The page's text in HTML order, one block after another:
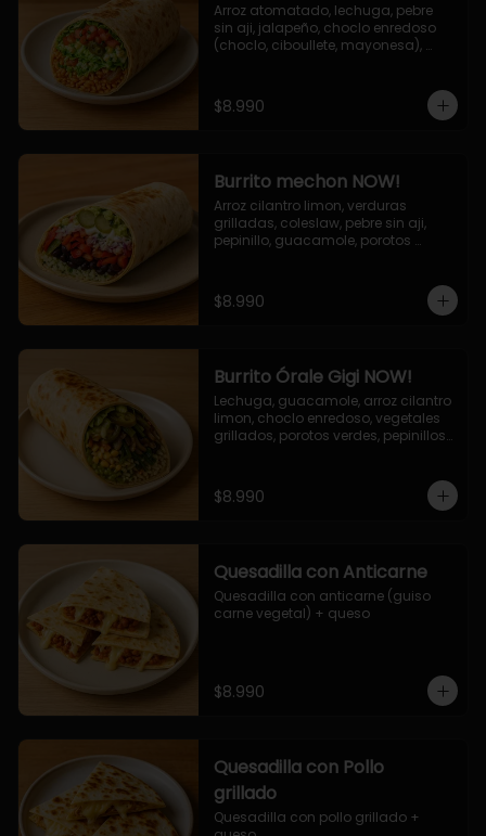
Arroz atomatado, lechuga, pebre
sin aji, jalapeño, choclo enredoso
(choclo, ciboullete, mayonesa),
$8.990
Burrito mechon NOW!
Arroz cilantro limon, verduras
grilladas, coleslaw, pebre sin aji,
pepinillo, guacamole, porotos
$8.990
Burrito Órale Gigi NOW!
Lechuga, guacamole, arroz cilantro
limon, choclo enredoso, vegetales
grillados, porotos verdes, pepinillos
$8.990
Quesadilla con Anticarne
Quesadilla con anticarne (guiso
carne vegetal) + queso
$8.990
Quesadilla con Pollo
grillado
Quesadilla con pollo grillado +